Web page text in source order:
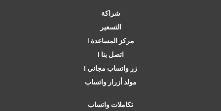
شراكة
التسعير
مركز المساعدة |
اتصل بنا |
زر واتساب مجاني |
مولد أزرار واتساب
تكاملات واتساب